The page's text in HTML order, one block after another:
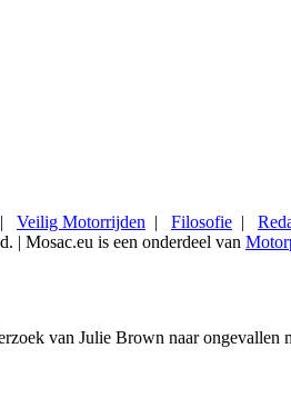
| Veilig Motorrijden | Filosofie |
Mosac.eu is een onderdeel van
van Julie Brown naar ongevallen